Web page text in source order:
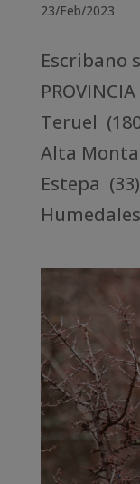
23/Feb/2023
Escribano
Teruel
Alta
Estepa